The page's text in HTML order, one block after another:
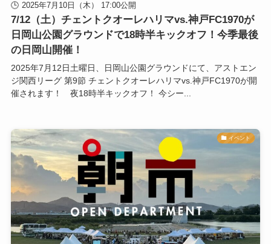
2025年7月10日（木） 17:00公開
7/12（土）チェントクオーレハリマvs.神戸FC1970が
日岡山公園グラウンドで18時半キックオフ！今季最後
の日岡山開催！
2025年7月12日土曜日、日岡山公園グラウンドにて、アストエン
ジ関西リーグ 第9節 チェントクオーレハリマvs.神戸FC1970が開
催されます！ 夜18時半キックオフ！ 今シー...
イベント